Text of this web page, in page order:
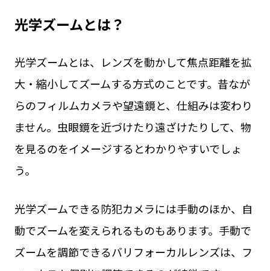
光学ズームとは？
光学ズームとは、レンズを動かして焦点距離を拡
大・縮小してズームする方式のことです。昔なが
らのフィルムカメラや望遠鏡と、仕組みは変わり
ません。虫眼鏡を近づけたり遠ざけたりして、物
を見るのをイメージするとわかりやすいでしょ
う。
光学ズームできる防犯カメラには手動のほか、自
動でズームを変えられるものもあります。手動で
ズームを調節できるバリフォーカルレンズは、フ